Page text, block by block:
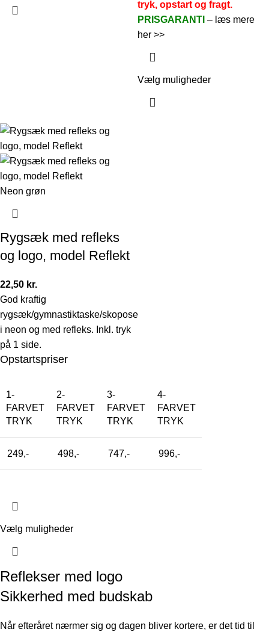
tryk, opstart og fragt.
PRISGARANTI – læs mere
her >>
Vælg muligheder
Neon grøn
Rygsæk med refleks
og logo, model Reflekt
22,50 kr.
God kraftig
rygsæk/gymnastiktaske/skopose
i neon og med refleks. Inkl. tryk
på 1 side.
Opstartspriser
1-
FARVET
TRYK
2-
FARVET
TRYK
3-
FARVET
TRYK
4-
FARVET
TRYK
249,- 498,- 747,- 996,-
Vælg muligheder
Reflekser med logo
Sikkerhed med budskab
Når efteråret nærmer sig og dagen bliver kortere, er det tid til